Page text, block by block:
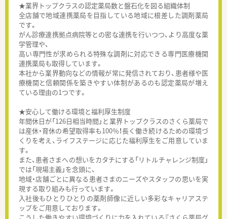
★業界トップクラスの認定薬局数と盤石化を図る組織体制
全店舗で地域連携薬局を目指している地域に根差した調剤薬局
です。
がん診療連携拠点病院等との密な連携を行いつつ、より高度な薬
学管理や、
高い専門性が求められる特殊な調剤に対応できる専門医療機関
連携薬局も取得しています。
本社から業界動向などの情報が常に発信されており、患者様や医
療機関と信頼関係を築きやすい体制があるのも認定薬局が増え
ている理由の1つです。
★安心して働ける環境と福利厚生制度
年間休日が「126日相当時間」と業界トップクラスのさくら薬局で
は産休・育休の希望取得率も100％！長く働き続けるための環境づ
くりを考え、ライフステージに応じた福利厚生をご用意していま
す。
また、患者さまへの想いをカタチにする「リトルチャレンジ制度」
では「現場主義」を念頭に、
地域・店舗ごとに異なる患者さまのニーズやスタッフの思いを実
現する取り組みも行っています。
入社後もひとりひとりの薬剤師像に近しい多彩なキャリアステ
ップをご用意しております。